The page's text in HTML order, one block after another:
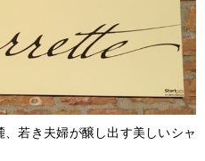
若き夫婦が醸し出す美しいシャ